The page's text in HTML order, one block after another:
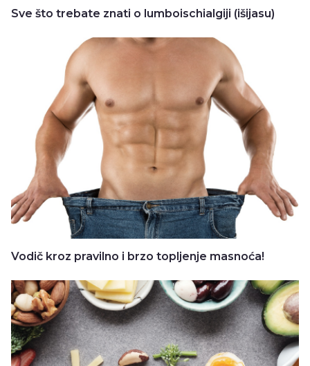
Sve što trebate znati o lumboischialgiji (išijasu)
Vodič kroz pravilno i brzo topljenje masnoća!